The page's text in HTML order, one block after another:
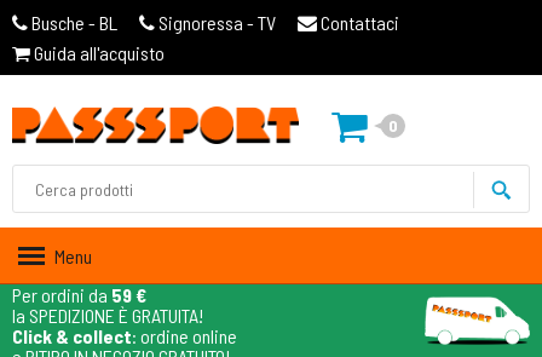
Busche - BL Signoressa - TV
Contattaci
Guida all'acquisto
0
Menu
Per ordini da 59 €
la SPEDIZIONE È GRATUITA!
Click & collect: ordine online